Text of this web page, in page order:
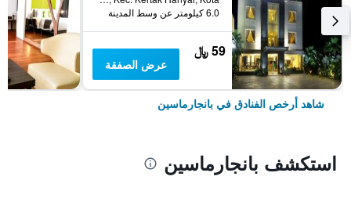
6.0 كيلومتر عن وسط المدينة
59 ﷼
عرض الصفقة
شاهد أرخص الفنادق في بانجارماسين
استكشف بانجارماسين